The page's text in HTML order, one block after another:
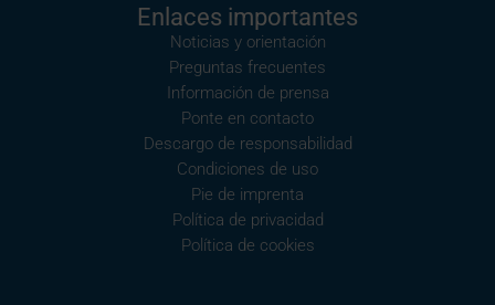
Enlaces importantes
Noticias y orientación
Preguntas frecuentes
Información de prensa
Ponte en contacto
Descargo de responsabilidad
Condiciones de uso
Pie de imprenta
Política de privacidad
Política de cookies